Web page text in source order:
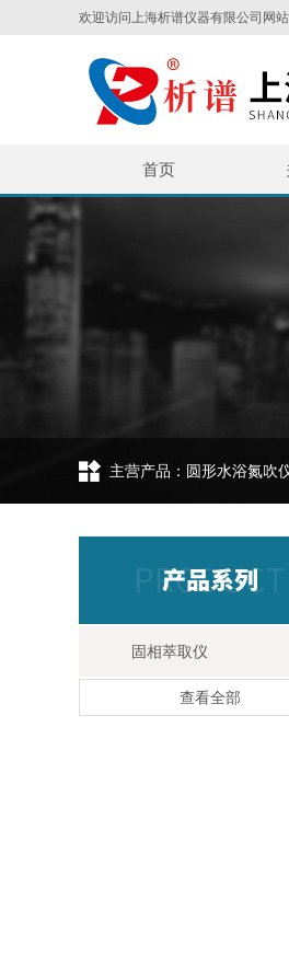
欢迎访问上海析谱仪器有限公司网站
首页
主营产品：圆形水浴氮吹
固相萃取仪
查看全部